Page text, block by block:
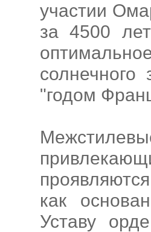
участии
за 4500
"годом
как
Уставу